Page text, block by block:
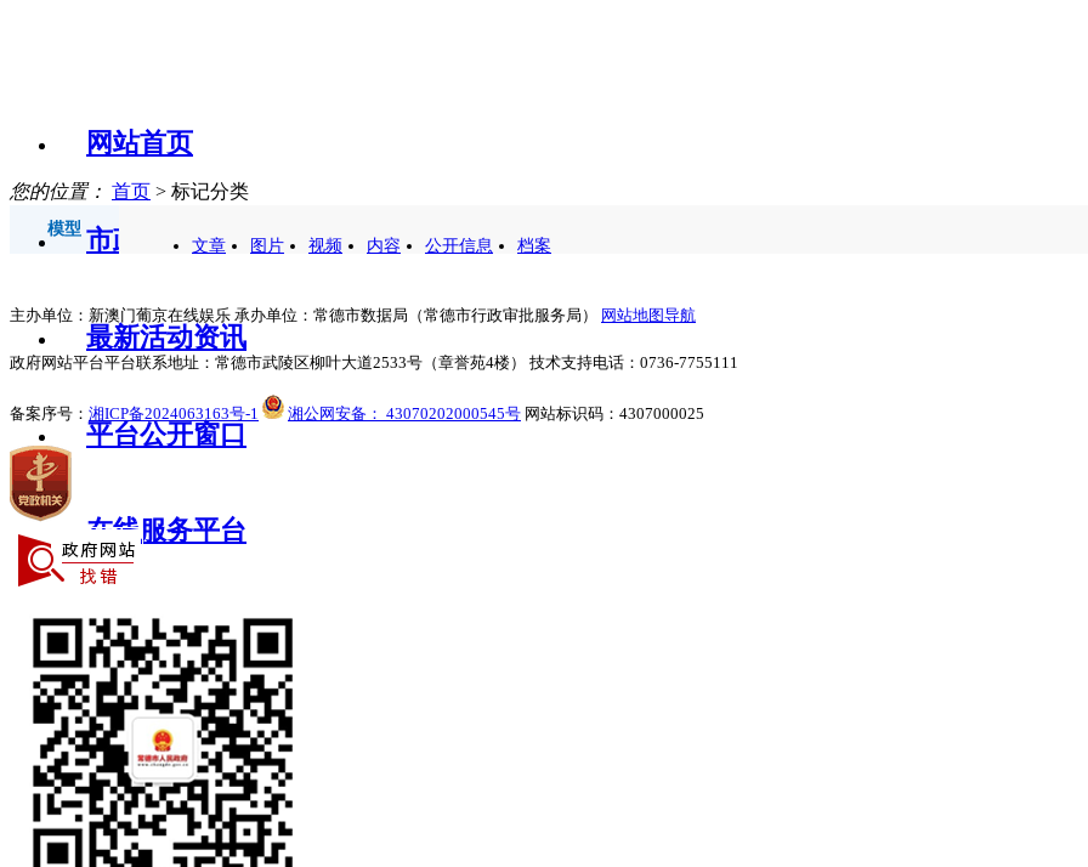
网站首页
市政府门户
最新活动资讯
平台公开窗口
在线服务平台
互动反馈专区
数据公开专区
了解城市概况
您的位置： 首页 > 标记分类
模型
文章
图片 视频 内容 公开信息 档案
主办单位：新澳门葡京在线娱乐 承办单位：常德市数据局（常德市行政审批服务局） 网站地图导航
政府网站平台平台联系地址：常德市武陵区柳叶大道2533号（章誉苑4楼） 技术支持电话：0736-7755111
备案序号： 湘ICP备2024063163号-1 湘公网安备： 43070202000545号 网站标识码：4307000025